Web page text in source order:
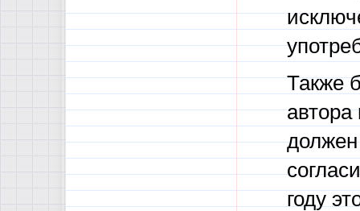
Также
автора
должен
году